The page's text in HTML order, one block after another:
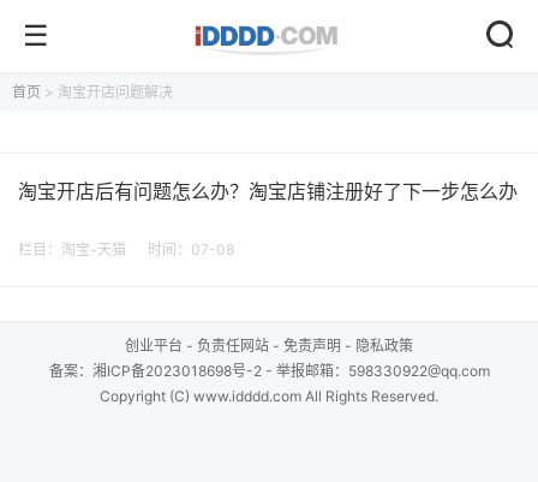
首页 > 淘宝开店问题解决
淘宝开店后有问题怎么办？淘宝店铺注册好了下一步怎么办
栏目： 淘宝-天猫 时间：07-08
创业平台 - 负责任网站 - 免责声明 - 隐私政策
备案： 湘ICP备2023018698号-2- 举报邮箱：598330922@qq.com
Copyright (C) www.idddd.com All Rights Reserved.